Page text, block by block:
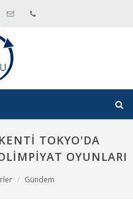
TOKYO'DA
OYUNLARI
Gündem